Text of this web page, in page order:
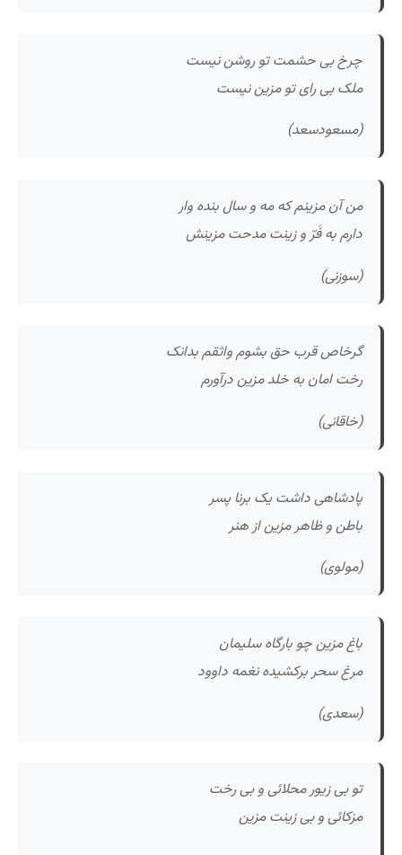
چرخ بی حشمت تو روشن نیست
ملک بی رای تو مزین نیست
(مسعودسعد)
من آن مزینم که مه و سال بنده وار
دارم به فَرّ و زینت مدحت مزینش
(سوزنی)
گرخاص قرب حق بشوم واثقم بدانک
رخت امان به خلد مزین درآورم
(خاقانی)
پادشاهی داشت یک برنا پسر
باطن و ظاهر مزین از هنر
(مولوی)
باغ مزین چو بارگاه سلیمان
مرغ سحر برکشیده نغمه داوود
(سعدی)
تو بی زیور محلائی و بی رخت
مزکائی و بی زینت مزین